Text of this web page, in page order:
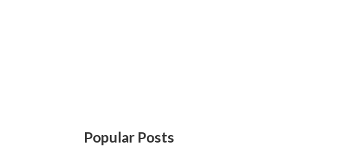
Popular Posts